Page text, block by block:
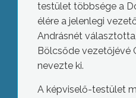
testület többsége a
élére a jelenlegi
Andrásnét
Bölcsőde vezetőjévé
nevezte ki.
A képviselő-testület